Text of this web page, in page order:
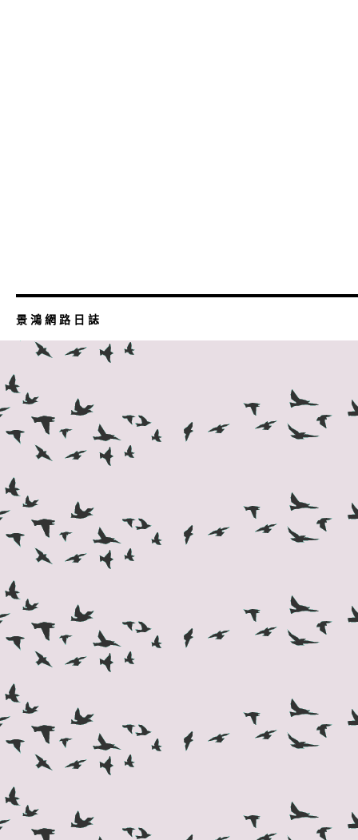
景 鴻 網 路 日 誌